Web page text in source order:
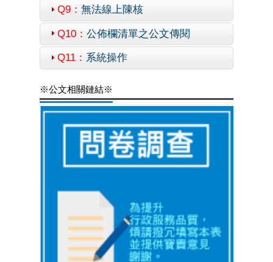
Q9： 無法線上陳核
Q10： 公佈欄清單之公文傳閱
Q11： 系統操作
※公文相關鏈結※